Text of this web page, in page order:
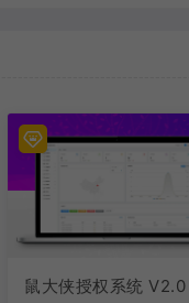
鼠大侠授权系统 V2.0